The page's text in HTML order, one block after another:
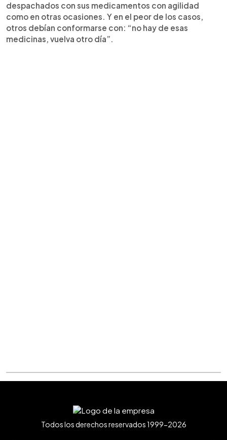
despachados con sus medicamentos con agilidad
como en otras ocasiones. Y en el peor de los casos,
otros debían conformarse con: “no hay de esas
medicinas, vuelva otro día”.
Todos los derechos reservados 1999-2026